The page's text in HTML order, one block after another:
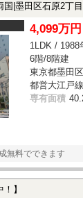
国|墨田区石原2丁
4,099万円
1LDK / 1988
6階/8階建
東京都墨田
都営大江戸
専有面積
無料でできます
】